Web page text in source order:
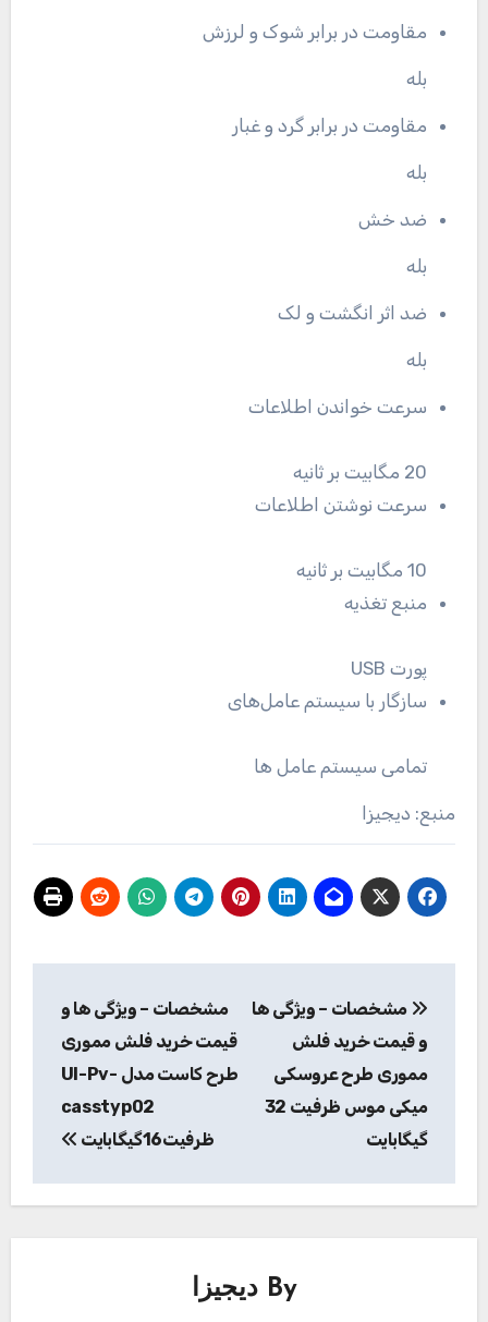
مقاومت در برابر شوک و لرزش
بله
مقاومت در برابر گرد و غبار
بله
ضد خش
بله
ضد اثر انگشت و لک
بله
سرعت خواندن اطلاعات
20 مگابیت بر ثانیه
سرعت نوشتن اطلاعات
10 مگابیت بر ثانیه
منبع تغذیه
پورت USB
سازگار با سیستم عامل‌های
تمامی سیستم عامل ها
منبع: دیجیزا
نوشته
مشخصات – ویژگی ها
و قیمت خرید فلش
مموری طرح عروسکی
میکی موس ظرفیت 32
گیگابایت
مشخصات – ویژگی ها و
قیمت خرید فلش مموری
طرح کاست مدل Ul-Pv-
casstyp02
ظرفیت16گیگابایت
By دیجیزا